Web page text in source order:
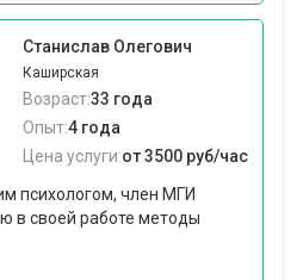
Станислав Олегович
Каширская
Возраст:33 года
Опыт:4 года
Цена услуги:от 3500 руб/час
психологом, член МГИ
в своей работе методы